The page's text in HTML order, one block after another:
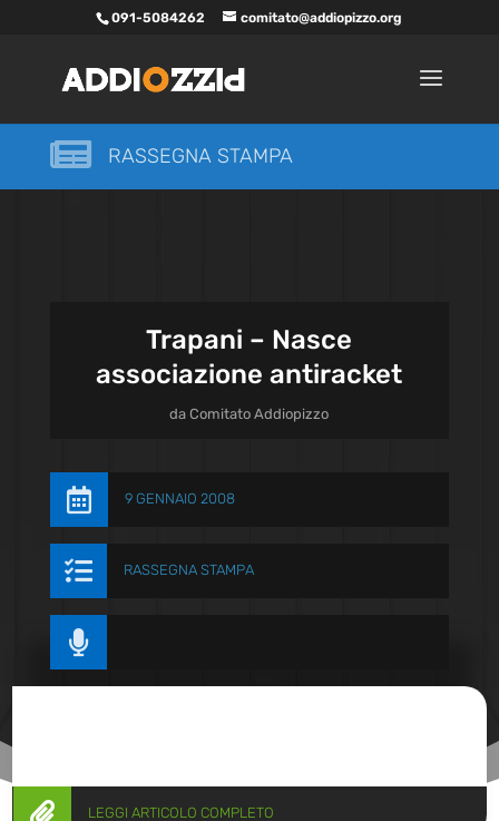
091-5084262 comitato@addiopizzo.org
 RASSEGNA STAMPA
Trapani – Nasce
associazione antiracket
daComitato Addiopizzo
 9 GENNAIO 2008
 RASSEGNA STAMPA

 LEGGI ARTICOLO COMPLETO